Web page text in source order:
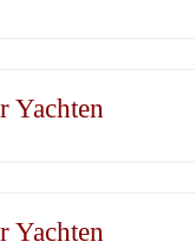
Yachten
Yachten